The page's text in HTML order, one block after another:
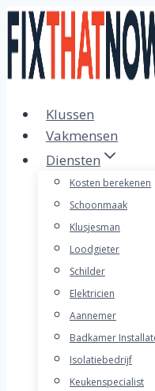
Doorgaan
naar
inhoud
Klussen
Vakmensen
Diensten
Kosten berekenen
Schoonmaak
Klusjesman
Loodgieter
Schilder
Elektricien
Aannemer
Badkamer
Isolatiebedrijf
Keukenspecialist